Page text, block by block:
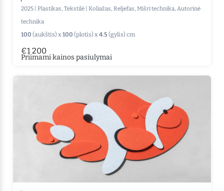
2025 Plastikas, Tekstilė Koliažas, Reljefas, Mišri technika, Autorinė
technika
100 (aukštis) x100 (plotis) x4.5 (gylis) cm
€1 200
Priimami kainos pasiulymai